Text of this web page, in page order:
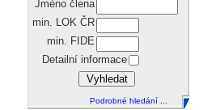
Jméno člena
min. LOK ČR
min. FIDE
Detailní informace
Podrobné hledání ...